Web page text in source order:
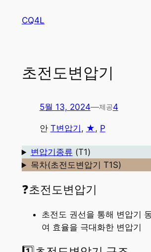
CQ4L
초전도변압기
5월 13, 2024—제공4
안 T변압기, ★, P
변압기종류 (T1)
목차(초전도변압기 T1S)
❓초전도변압기
초전도 권선을 통해 변압기
여 효율을 극대화한 변압기